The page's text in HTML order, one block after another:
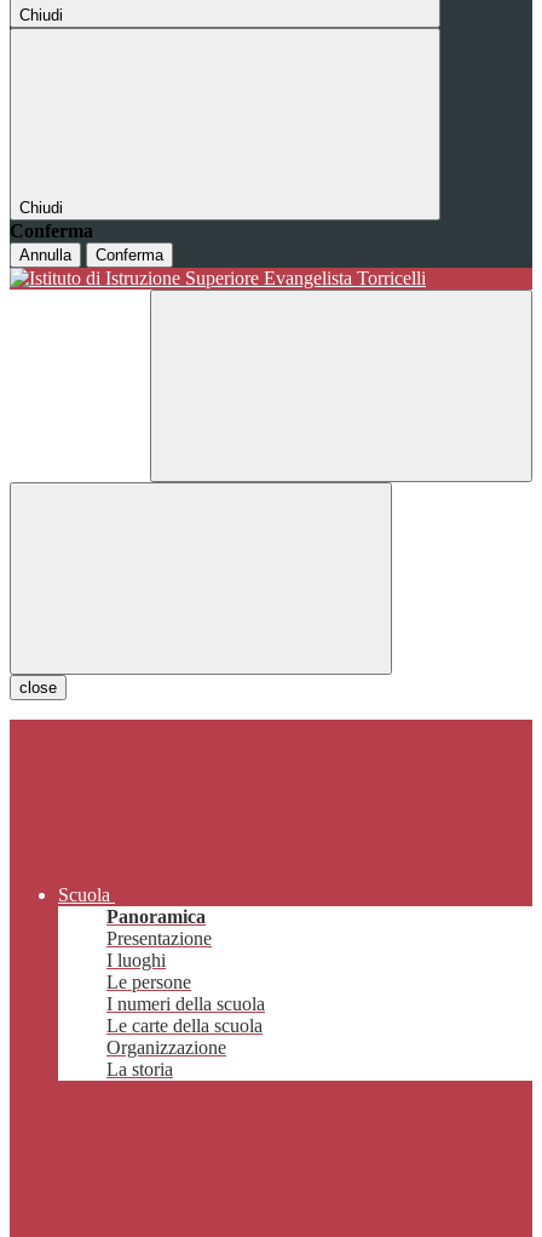
Chiudi
Chiudi
Conferma
Annulla Conferma
close
Scuola
Panoramica
Presentazione
I luoghi
Le persone
I numeri della scuola
Le carte della scuola
Organizzazione
La storia